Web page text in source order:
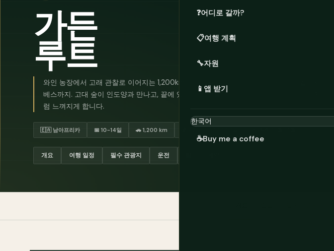
❓어디로 갈까?
📋여행 계획
🔧자원
📱 앱 받기
☕Buy me a coffee
가든
루트
와인 농장에서 고래 관찰로 이어지는 1,200km 해안선을 따라 케이프타운에서 포트 엘리자
베스까지. 고대 숲이 인도양과 만나고, 끝에 있는 코끼리들이 이 모든 것이 스크립트된 것처
럼 느껴지게 합니다.
🇪🇦 남아프리카 📅 10-14일 🚗 1,200 km
개요 여행 일정 필수 관광지 운전